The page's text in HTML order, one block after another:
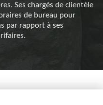
Ses chargés de clientèle
de bureau pour
par rapport à ses